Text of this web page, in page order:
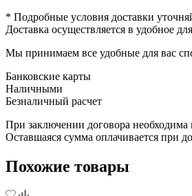
* Подробные условия доставки
Доставка осуществляется в удобное
Мы принимаем все удобные для вас
Банковские карты
Наличными
Безналичный расчет
При заключении договора необходима
Оставшаяся сумма оплачивается при
Похожие товары